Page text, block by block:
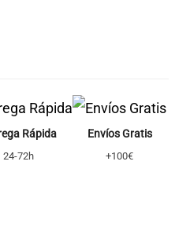
Rápida
24-72h
Envíos Gratis
+100€